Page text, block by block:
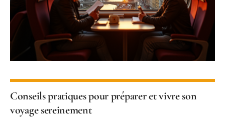
Conseils pratiques pour préparer et vivre son
voyage sereinement